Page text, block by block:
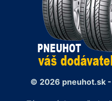
© 2026 pneuhot.sk